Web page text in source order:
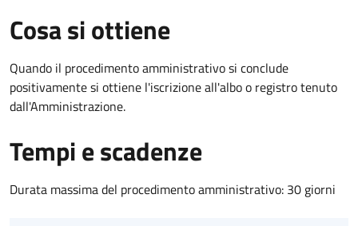
Cosa si ottiene
Quando il procedimento amministrativo si conclude
positivamente si ottiene l'iscrizione all'albo o registro tenuto
dall'Amministrazione.
Tempi e scadenze
Durata massima del procedimento amministrativo: 30 giorni